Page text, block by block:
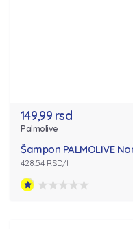
149,99 rsd
Palmolive
Šampon PALMOLIVE
428.54 RSD/l